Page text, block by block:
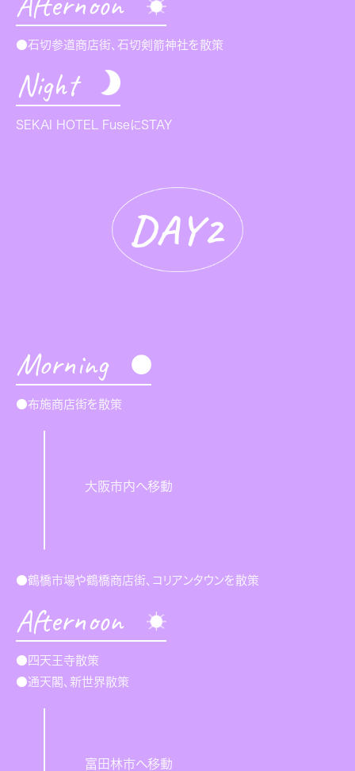
●石切参道商店街、石切剣箭神社を散策
Night
SEKAI HOTEL FuseにSTAY
Morning
●布施商店街を散策
大阪市内へ移動
●鶴橋市場や鶴橋商店街、コリアンタウンを散策
Afternoon
●四天王寺散策
●通天閣、新世界散策
富田林市へ移動